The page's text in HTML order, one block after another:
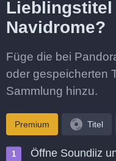
Lieblingstitel
Navidrome?
Füge die bei
oder gespeicherten
Sammlung hinzu.
Premium Titel
Öffne Soundiiz